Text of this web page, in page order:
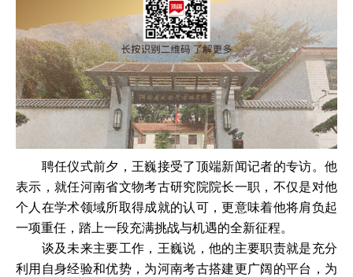
聘任仪式前夕，王巍接受了顶端新闻记者的专访。他
表示，就任河南省文物考古研究院院长一职，不仅是对他
个人在学术领域所取得成就的认可，更意味着他将肩负起
一项重任，踏上一段充满挑战与机遇的全新征程。
谈及未来主要工作，王巍说，他的主要职责就是充分
利用自身经验和优势，为河南考古搭建更广阔的平台，为